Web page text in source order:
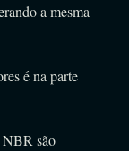
a mesma
é na parte
são